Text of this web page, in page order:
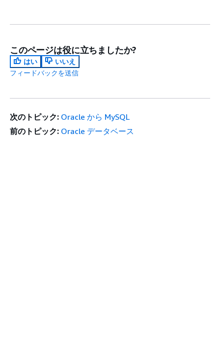
このページは役に立ちましたか?
はい
いいえ
フィードバックを送信
次のトピック: Oracle から MySQL
前のトピック: Oracle データベース